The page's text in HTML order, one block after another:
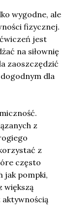
wygodne, ale
fizycznej.
jest
na siłownię
zaoszczędzić
dla
z
z
często
jak pompki,
większą